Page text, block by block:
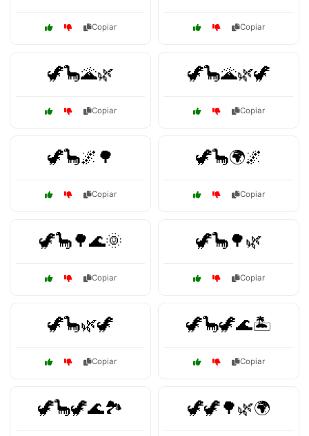
Copiar Copiar
🦖🦕🌋🌿
Copiar
🦖🦕🌋🌿🦖
Copiar
🦖🦕🌌🌳
Copiar
🦖🦕🌍🌌
Copiar
🦖🦕🌳🌊🌞
Copiar
🦖🦕🌳🌿
Copiar
🦖🦕🌿🦖
Copiar
🦖🦕🦖🌊🏝️
Copiar
🦖🦕🦖🌊🏞️ 🦖🦖🌳🌿🌍